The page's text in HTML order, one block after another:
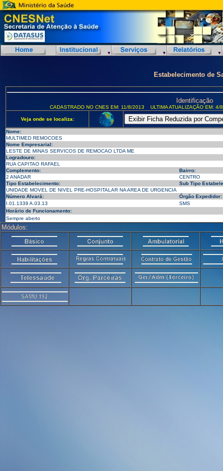
Estabelecimento de
Identificação
CADASTRADO NO CNES EM: 11/8/2013 ULTIMA ATUALIZAÇÃO EM:
Veja onde se localiza:
Nome:
MULTIMED REMOCOES
Nome Empresarial:
LESTE DE MINAS SERVICOS DE REMOCAO LTDA ME
Logradouro:
RUA CAPITAO RAFAEL
Complemento:
Bairro:
2 ANADAR
CENTRO
Tipo Estabelecimento:
Sub Tipo
UNIDADE MOVEL DE NIVEL PRE-HOSPITALAR NA AREA DE URGENCIA
Número Alvará:
Órgão Expedidor:
I.01.1339 A.03.13
SMS
Horário de Funcionamento:
Sempre aberto
Módulos: